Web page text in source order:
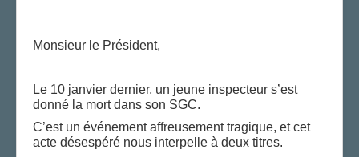
Monsieur le Président,
Le 10 janvier dernier, un jeune inspecteur s’est
donné la mort dans son SGC.
C’est un événement affreusement tragique, et cet
acte désespéré nous interpelle à deux titres.